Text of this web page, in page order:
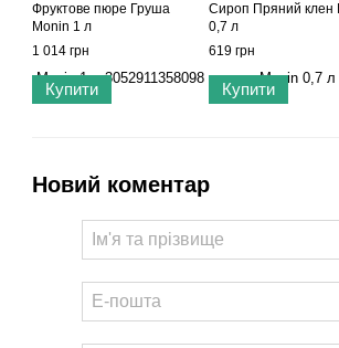
Фруктове пюре Груша
Monin 1 л
1 014 грн
Купити
Сироп Пряний клен
0,7 л
619 грн
Купити
Новий коментар